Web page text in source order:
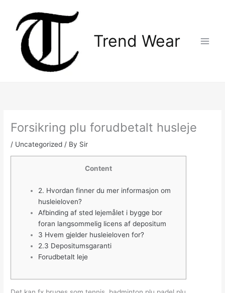
content
Trend Wear
Forsikring plu forudbetalt husleje
/ Uncategorized / By Sir
Content
2. Hvordan finner du mer informasjon om
husleieloven?
Afbinding af sted lejemålet i bygge bor
foran langsommelig licens af depositum
3 Hvem gjelder husleieloven for?
2.3 Depositumsgaranti
Forudbetalt leje